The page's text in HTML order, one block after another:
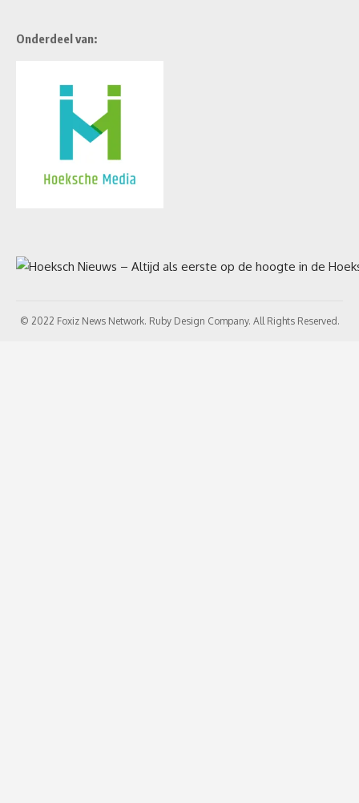
Onderdeel van:
© 2022 Foxiz News Network. Ruby Design Company. All Rights Reserved.